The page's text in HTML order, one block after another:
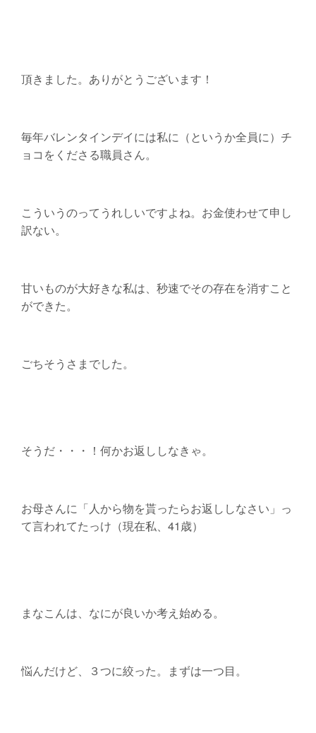
頂きました。ありがとうございます！
毎年バレンタインデイには私に（というか全員に）チ
ョコをくださる職員さん。
こういうのってうれしいですよね。お金使わせて申し
訳ない。
甘いものが大好きな私は、秒速でその存在を消すこと
ができた。
ごちそうさまでした。
そうだ・・・！何かお返ししなきゃ。
お母さんに「人から物を貰ったらお返ししなさい」っ
て言われてたっけ（現在私、41歳）
まなこんは、なにが良いか考え始める。
悩んだけど、３つに絞った。まずは一つ目。